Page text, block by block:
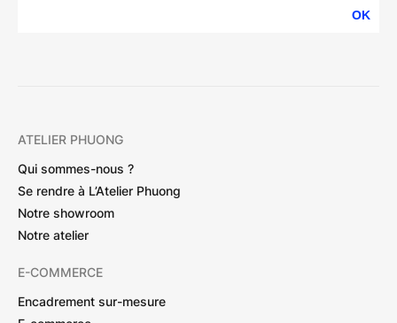
OK
ATELIER PHUONG
Qui sommes-nous ?
Se rendre à L’Atelier Phuong
Notre showroom
Notre atelier
E-COMMERCE
Encadrement sur-mesure